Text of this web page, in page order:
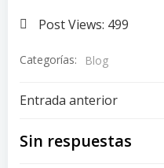
Post Views: 499
Categorías: Blog
de
Entrada anterior
Sin respuestas